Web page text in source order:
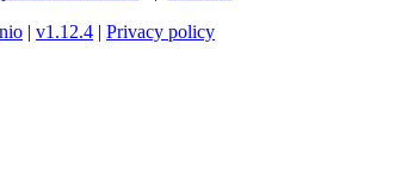
| v1.12.4 | Privacy policy